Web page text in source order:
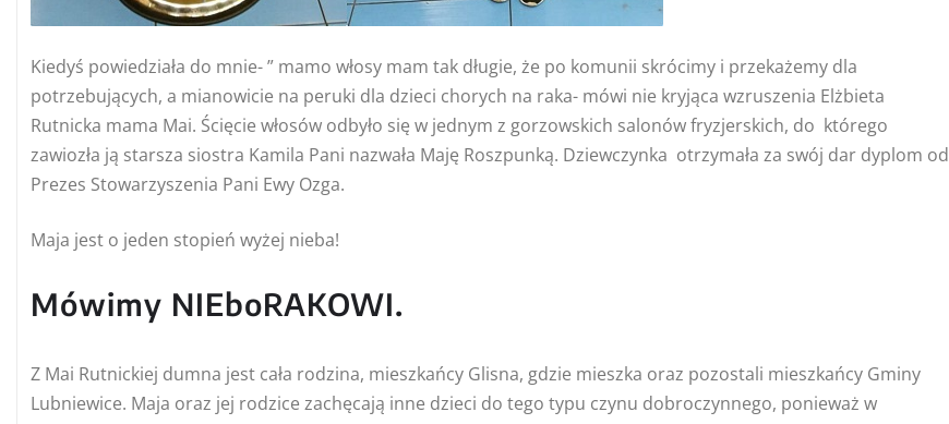
Kiedyś powiedziała do mnie- ” mamo włosy mam tak długie, że po komunii skrócimy i przekażemy dla
potrzebujących, a mianowicie na peruki dla dzieci chorych na raka- mówi nie kryjąca wzruszenia Elżbieta
Rutnicka mama Mai. Ścięcie włosów odbyło się w jednym z gorzowskich salonów fryzjerskich, do którego
zawiozła ją starsza siostra Kamila Pani nazwała Maję Roszpunką. Dziewczynka otrzymała za swój dar dyplom od
Prezes Stowarzyszenia Pani Ewy Ozga.
Maja jest o jeden stopień wyżej nieba!
Mówimy NIEboRAKOWI.
Z Mai Rutnickiej dumna jest cała rodzina, mieszkańcy Glisna, gdzie mieszka oraz pozostali mieszkańcy Gminy
Lubniewice. Maja oraz jej rodzice zachęcają inne dzieci do tego typu czynu dobroczynnego, ponieważ w